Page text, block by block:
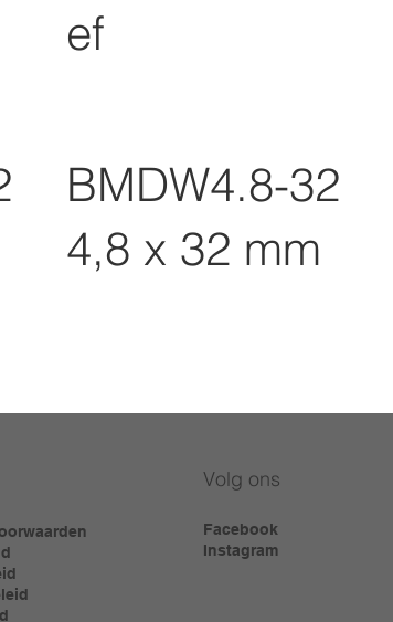
ef
BMDW4.8-32
4,8 x 32 mm
Volg ons
Facebook
Instagram